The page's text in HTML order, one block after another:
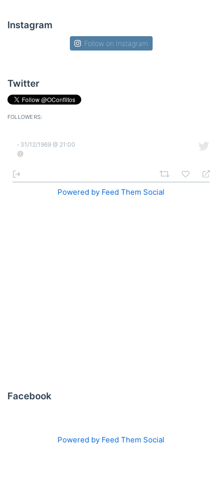
Instagram
Follow on Instagram
Twitter
FOLLOWERS:
· 31/12/1969 @ 21:00
@
Powered by Feed Them Social
Facebook
Powered by Feed Them Social